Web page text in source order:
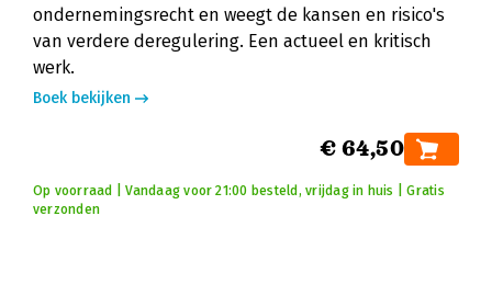
ondernemingsrecht en weegt de kansen en risico's
van verdere deregulering. Een actueel en kritisch
werk.
Boek bekijken
€ 64,50
Op voorraad | Vandaag voor 21:00 besteld, vrijdag in huis | Gratis
verzonden